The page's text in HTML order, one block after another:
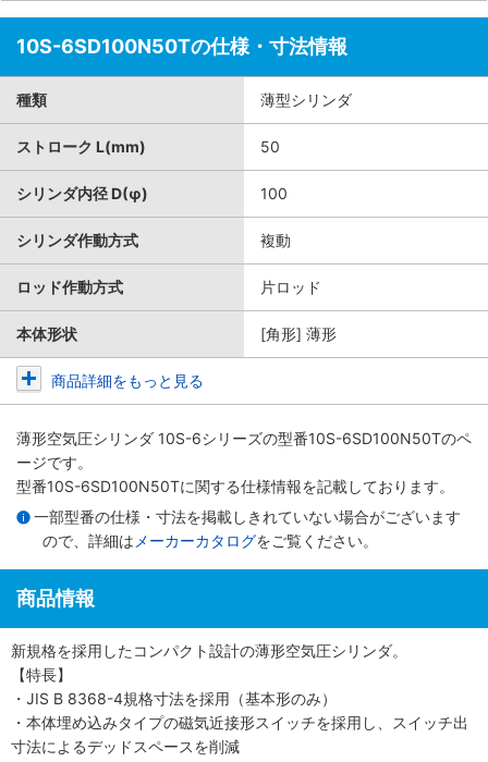
10S-6SD100N50Tの仕様・寸法情報
種類 薄型シリンダ
ストローク L(mm) 50
シリンダ内径 D(φ) 100
シリンダ作動方式 複動
ロッド作動方式 片ロッド
本体形状 [角形] 薄形
商品詳細をもっと見る
薄形空気圧シリンダ 10S-6シリーズの型番10S-6SD100N50Tのペ
ージです。
型番10S-6SD100N50Tに関する仕様情報を記載しております。
一部型番の仕様・寸法を掲載しきれていない場合がございます
ので、詳細は メーカーカタログをご覧ください。
商品情報
新規格を採用したコンパクト設計の薄形空気圧シリンダ。
【特長】
・JIS B 8368-4規格寸法を採用（基本形のみ）
・本体埋め込みタイプの磁気近接形スイッチを採用し、スイッチ出
寸法によるデッドスペースを削減